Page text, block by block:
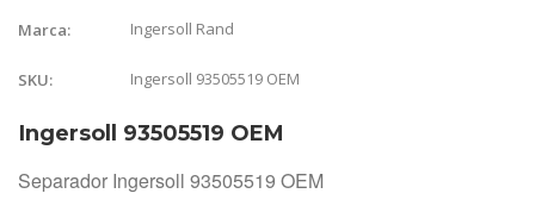
Marca: Ingersoll Rand
SKU: Ingersoll 93505519 OEM
Ingersoll 93505519 OEM
Separador Ingersoll 93505519 OEM